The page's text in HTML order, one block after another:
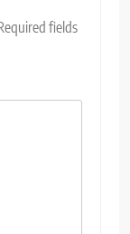
fields